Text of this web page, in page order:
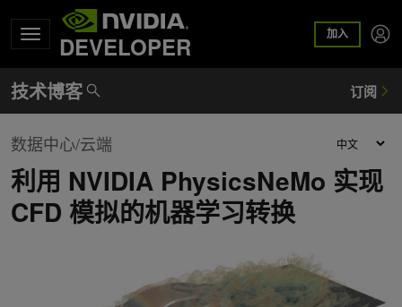
DEVELOPER 加入
数据中心/云端
利用 NVIDIA PhysicsNeMo 实现
CFD 模拟的机器学习转换